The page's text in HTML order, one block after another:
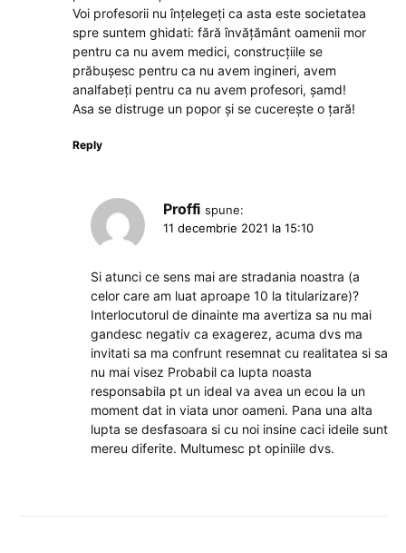
Voi profesorii nu înțelegeți ca asta este societatea
spre suntem ghidati: fără învățământ oamenii mor
pentru ca nu avem medici, construcțiile se
prăbușesc pentru ca nu avem ingineri, avem
analfabeți pentru ca nu avem profesori, șamd!
Asa se distruge un popor și se cucerește o țară!
Reply
Proffi spune:
11 decembrie 2021 la 15:10
Si atunci ce sens mai are stradania noastra (a
celor care am luat aproape 10 la titularizare)?
Interlocutorul de dinainte ma avertiza sa nu mai
gandesc negativ ca exagerez, acuma dvs ma
invitati sa ma confrunt resemnat cu realitatea si sa
nu mai visez Probabil ca lupta noasta
responsabila pt un ideal va avea un ecou la un
moment dat in viata unor oameni. Pana una alta
lupta se desfasoara si cu noi insine caci ideile sunt
mereu diferite. Multumesc pt opiniile dvs.